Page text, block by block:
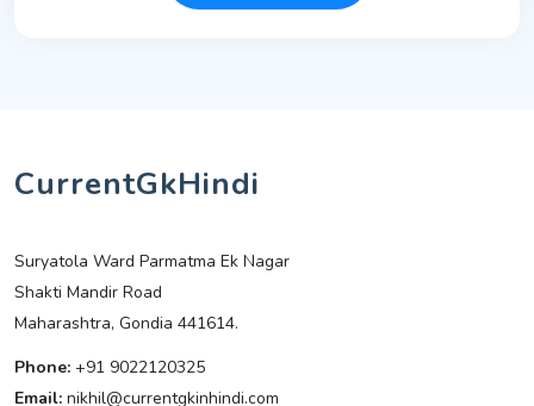
CurrentGkHindi
Suryatola Ward Parmatma Ek Nagar
Shakti Mandir Road
Maharashtra, Gondia 441614.
Phone: +91 9022120325
Email: nikhil@currentgkinhindi.com